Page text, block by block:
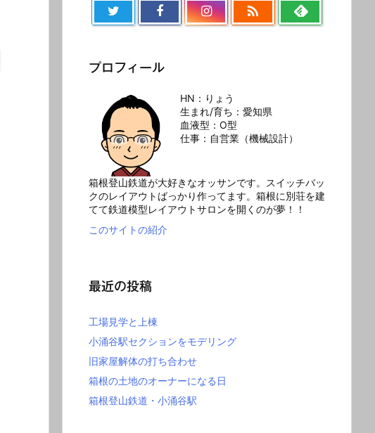

プロフィール
HN：りょう
生まれ/育ち：愛知県
血液型：O型
仕事：自営業（機械設計）
箱根登山鉄道が大好きなオッサンです。スイッチバッ
クのレイアウトばっかり作ってます。箱根に別荘を建
てて鉄道模型レイアウトサロンを開くのが夢！！
このサイトの紹介
最近の投稿
工場見学と上棟
小涌谷駅セクションをモデリング
旧家屋解体の打ち合わせ
箱根の土地のオーナーになる日
箱根登山鉄道・小涌谷駅